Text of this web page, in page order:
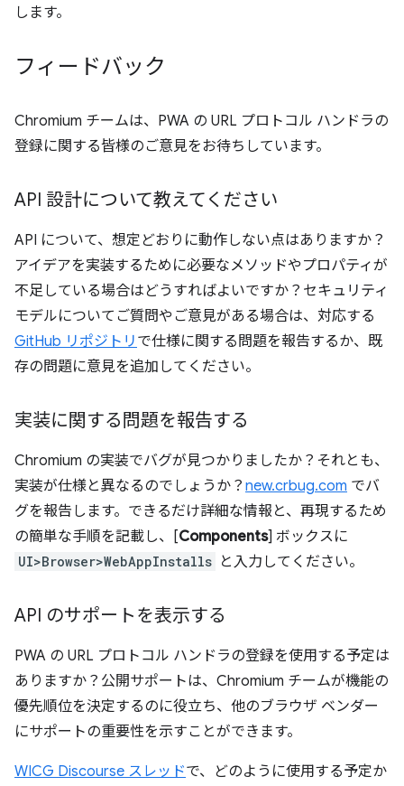
します。
フィードバック
Chromium チームは、PWA の URL プロトコル ハンドラの
登録に関する皆様のご意見をお待ちしています。
API 設計について教えてください
API について、想定どおりに動作しない点はありますか？
アイデアを実装するために必要なメソッドやプロパティが
不足している場合はどうすればよいですか？セキュリティ
モデルについてご質問やご意見がある場合は、対応する
GitHub リポジトリ で仕様に関する問題を報告するか、既
存の問題に意見を追加してください。
実装に関する問題を報告する
Chromium の実装でバグが見つかりましたか？それとも、
実装が仕様と異なるのでしょうか？ new.crbug.com でバ
グを報告します。できるだけ詳細な情報と、再現するため
の簡単な手順を記載し、[Components] ボックスに
UI>Browser>WebAppInstalls と入力してください。
API のサポートを表示する
PWA の URL プロトコル ハンドラの登録を使用する予定は
ありますか？公開サポートは、Chromium チームが機能の
優先順位を決定するのに役立ち、他のブラウザ ベンダー
にサポートの重要性を示すことができます。
WICG Discourse スレッドで、どのように使用する予定か